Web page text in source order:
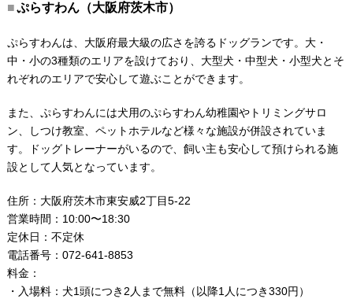
ぷらすわん（大阪府茨木市）
ぷらすわんは、大阪府最大級の広さを誇るドッグランです。大・
中・小の3種類のエリアを設けており、大型犬・中型犬・小型犬とそ
れぞれのエリアで安心して遊ぶことができます。
また、ぷらすわんには犬用のぷらすわん幼稚園やトリミングサロ
ン、しつけ教室、ペットホテルなど様々な施設が併設されていま
す。ドッグトレーナーがいるので、飼い主も安心して預けられる施
設として人気となっています。
住所：大阪府茨木市東安威2丁目5-22
営業時間：10:00〜18:30
定休日：不定休
電話番号：072-641-8853
料金：
・入場料：犬1頭につき2人まで無料（以降1人につき330円）